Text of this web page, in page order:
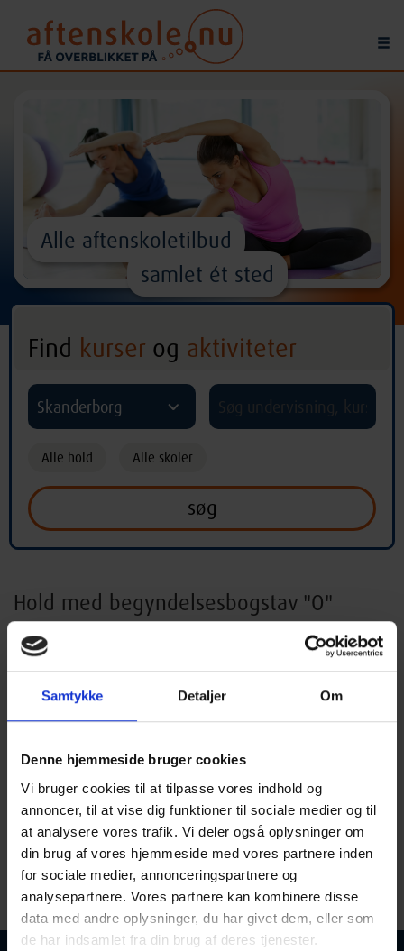
Samtykke Detaljer Om
Denne hjemmeside bruger cookies
Vi bruger cookies til at tilpasse vores indhold og
annoncer, til at vise dig funktioner til sociale medier og til
at analysere vores trafik. Vi deler også oplysninger om
din brug af vores hjemmeside med vores partnere inden
for sociale medier, annonceringspartnere og
analysepartnere. Vores partnere kan kombinere disse
data med andre oplysninger, du har givet dem, eller som
de har indsamlet fra din brug af deres tjenester.
Alle aftenskoletilbud
samlet ét sted
Find kurser og aktiviteter
Skanderborg ^
Alle hold Alle skoler
Hold med begyndelsesbogstav "O"
A I
K N O R
Å *
< Gå til M O Gå til P >
Sorter efter: Startdato